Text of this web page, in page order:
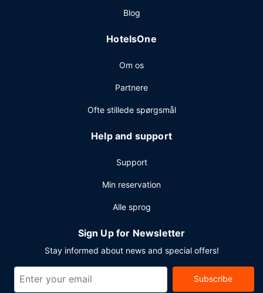
Gæsterne har blandt andet adgang til en computerstation,
et arrangement i Long Beach? På dette hotel er der et
konferencelokaler og 15 mødelokaler. Selvstændig
Blog
HotelsOne
Om os
Partnere
Ofte stillede spørgsmål
Help and support
Support
Min reservation
Alle sprog
Sign Up for Newsletter
Stay informed about news and special offers!
Subscribe